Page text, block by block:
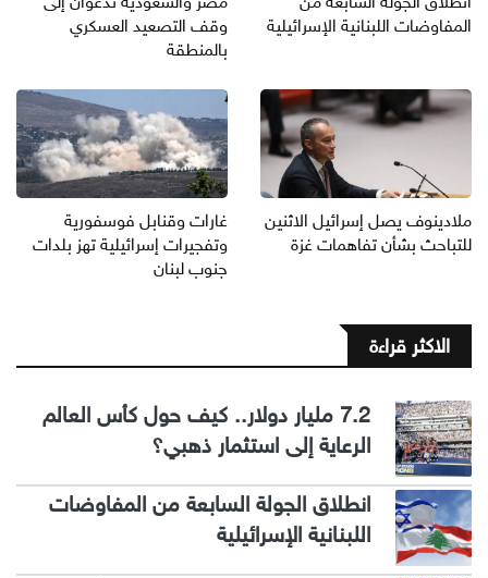
المفاوضات اللبنانية الإسرائيلية
وقف التصعيد العسكري
بالمنطقة
ملادينوف يصل إسرائيل الاثنين
للتباحث بشأن تفاهمات غزة
غارات وقنابل فوسفورية
وتفجيرات إسرائيلية تهز بلدات
جنوب لبنان
الاكثر قراءة
7.2 مليار دولار.. كيف حول كأس العالم
الرعاية إلى استثمار ذهبي؟
انطلاق الجولة السابعة من المفاوضات
اللبنانية الإسرائيلية